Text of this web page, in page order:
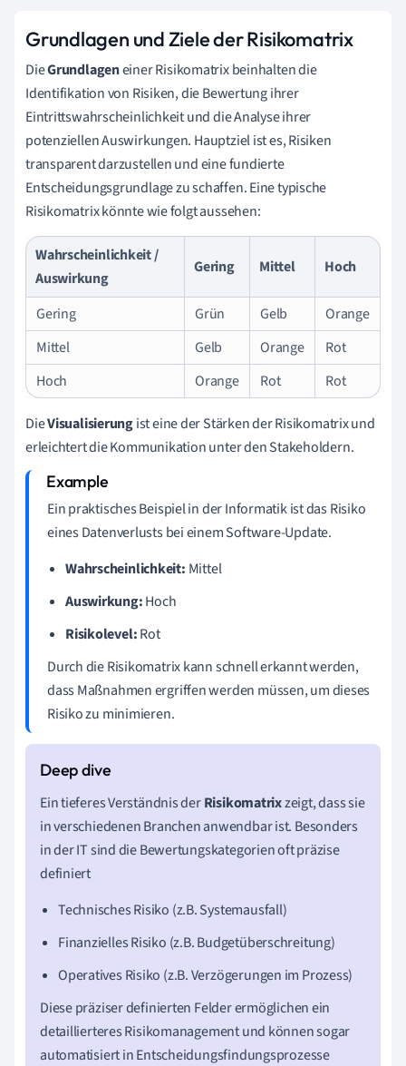
Grundlagen und Ziele der Risikomatrix
DieGrundlageneiner Risikomatrix beinhalten die
Identifikation von Risiken, die Bewertung ihrer
Eintrittswahrscheinlichkeit und die Analyse ihrer
potenziellen Auswirkungen. Hauptziel ist es, Risiken
transparent darzustellen und eine fundierte
Entscheidungsgrundlage zu schaffen. Eine typische
Risikomatrix könnte wie folgt aussehen:
Wahrscheinlichkeit /
Auswirkung
Gering Mittel Hoch
Gering Grün Gelb
Orange
Mittel
Gelb Orange
Rot
Hoch
Orange Rot Rot
DieVisualisierungist eine der Stärken der Risikomatrix und
erleichtert die Kommunikation unter den Stakeholdern.
Ein praktisches Beispiel in der Informatik ist das Risiko
eines Datenverlusts bei einem Software-Update.
Wahrscheinlichkeit: Mittel
Auswirkung:Hoch
Risikolevel:Rot
Durch die Risikomatrix kann schnell erkannt werden,
dass Maßnahmen ergriffen werden müssen, um dieses
Risiko zu minimieren.
Ein tieferes Verständnis derRisikomatrixzeigt, dass sie
in verschiedenen Branchen anwendbar ist. Besonders
in der IT sind die Bewertungskategorien oft präzise
definiert
Technisches Risiko (z.B. Systemausfall)
Finanzielles Risiko (z.B. Budgetüberschreitung)
Operatives Risiko (z.B. Verzögerungen im Prozess)
Diese präziser definierten Felder ermöglichen ein
detaillierteres Risikomanagement und können sogar
automatisiert in Entscheidungsfindungsprozesse